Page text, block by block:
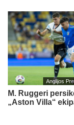
Anglijos
M. Ruggeri
„Aston Villa“